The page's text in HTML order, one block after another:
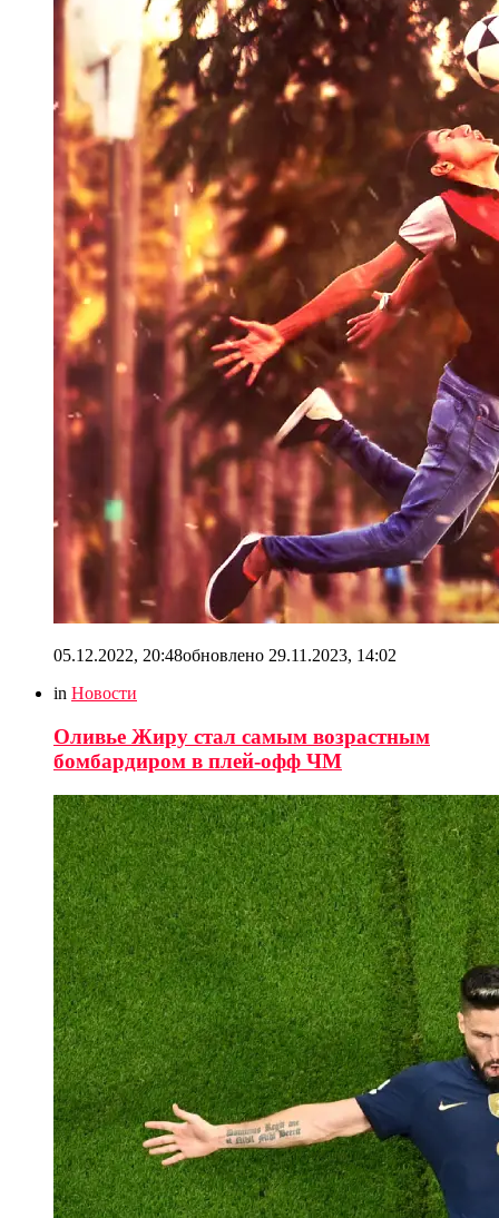
05.12.2022, 20:48обновлено 29.11.2023, 14:02
in Новости
Оливье Жиру стал самым возрастным
бомбардиром в плей-офф ЧМ